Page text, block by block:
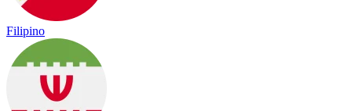
Filipino